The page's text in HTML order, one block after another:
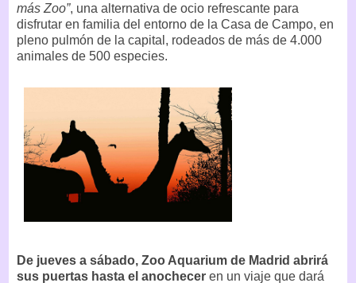
más Zoo”, una alternativa de ocio refrescante para
disfrutar en familia del entorno de la Casa de Campo, en
pleno pulmón de la capital, rodeados de más de 4.000
animales de 500 especies.
De jueves a sábado, Zoo Aquarium de Madrid abrirá
sus puertas hasta el anochecer en un viaje que dará